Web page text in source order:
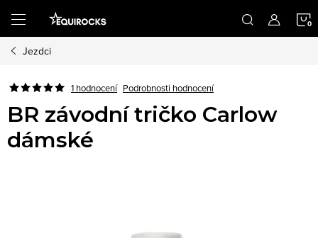
obsah
Jezdci
1 hodnocení Podrobnosti hodnocení
BR závodní tričko Carlow
dámské